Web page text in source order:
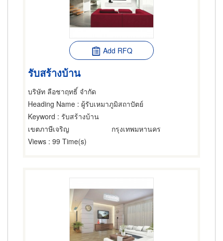
Add RFQ
รับสร้างบ้าน
บริษัท ลือชาฤทธิ์ จำกัด
Heading Name : ผู้รับเหมาภูมิสถาปัตย์
Keyword : รับสร้างบ้าน
เขตภาษีเจริญ
กรุงเทพมหานคร
Views : 99 Time(s)